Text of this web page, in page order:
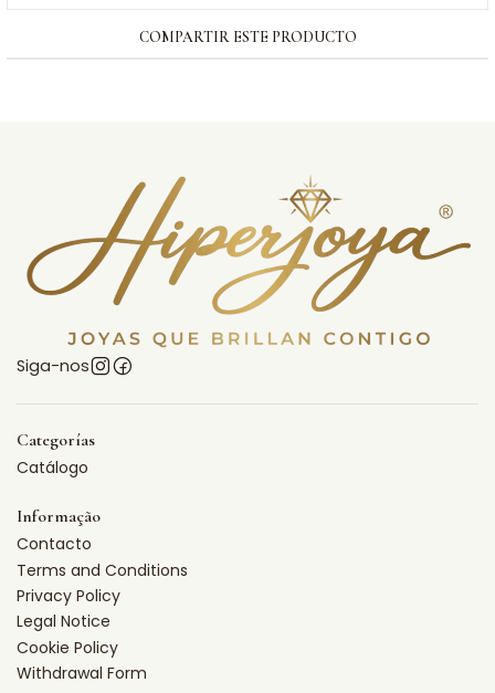
COMPARTIR ESTE PRODUCTO
Siga-nos
Categorías
Catálogo
Informação
Contacto
Terms and Conditions
Privacy Policy
Legal Notice
Cookie Policy
Withdrawal Form